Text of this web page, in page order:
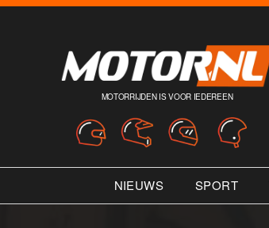
MOTORRIJDEN IS VOOR IEDEREEN
NIEUWS SPORT